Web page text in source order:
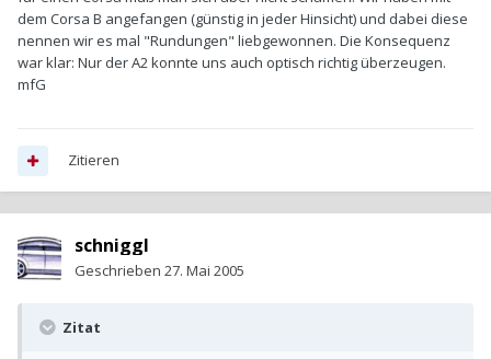
dem Corsa B angefangen (günstig in jeder Hinsicht) und dabei diese
nennen wir es mal "Rundungen" liebgewonnen. Die Konsequenz
war klar: Nur der A2 konnte uns auch optisch richtig überzeugen.
mfG
Zitieren
schniggl
Geschrieben 27. Mai 2005
Zitat